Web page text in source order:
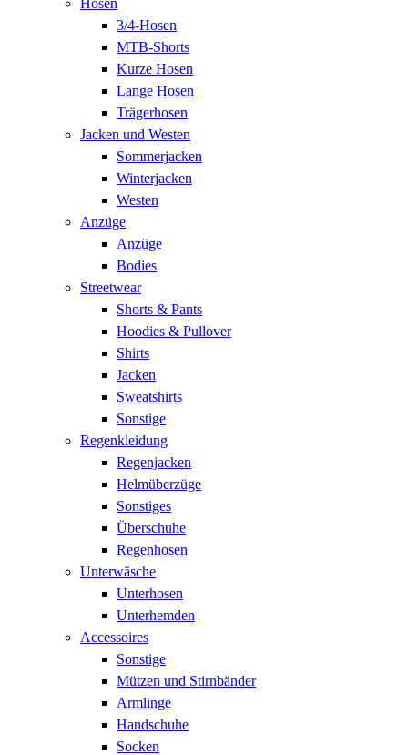
3/4-Hosen
MTB-Shorts
Kurze Hosen
Lange Hosen
Trägerhosen
Jacken und Westen
Sommerjacken
Winterjacken
Westen
Anzüge
Anzüge
Bodies
Streetwear
Shorts & Pants
Hoodies & Pullover
Shirts
Jacken
Sweatshirts
Sonstige
Regenkleidung
Regenjacken
Helmüberzüge
Sonstiges
Überschuhe
Regenhosen
Unterwäsche
Unterhosen
Unterhemden
Accessoires
Sonstige
Mützen und Stirnbänder
Armlinge
Handschuhe
Socken